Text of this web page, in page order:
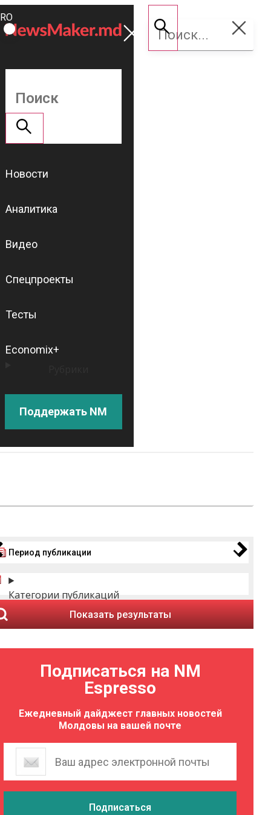
ROMÂNĂ
RU
Поддержать
NM
Новости
Аналитика
Видео
Спецпроекты
Тесты
Economix+
Поддержать NM
Период публикации
Категории публикаций
Показать результаты
Подписаться на NM
Espresso
Ежедневный дайджест главных новостей
Молдовы на вашей почте